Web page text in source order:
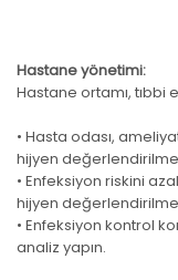
Hastane yönetimi:
Hastane ortamı,
• Hasta odası,
hijyen
• Enfeksiyon riskini
hijyen
• Enfeksiyon kontrol
analiz yapın.